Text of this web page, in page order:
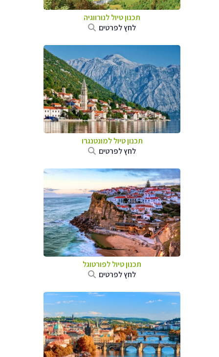
תכנון טיול לנורווגיה
לחץ לפרטים
תכנון טיול למונטנגרו
לחץ לפרטים
תכנון טיול לפורטוגל
לחץ לפרטים